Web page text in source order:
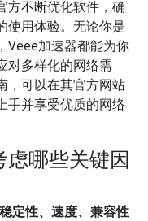
方不断优化软件，确
使用体验。无论你是
Veee加速器都能为你
对多样化的网络需
，可以在其官方网站
手并享受优质的网络
虑哪些关键因
定性、速度、兼容性